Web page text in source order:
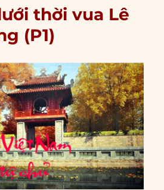
thời vua Lê
(P1)